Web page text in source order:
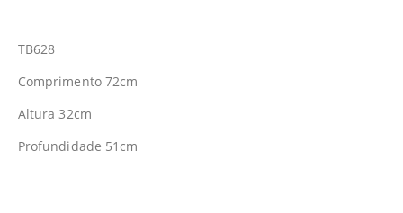
TB628
Comprimento 72cm
Altura 32cm
Profundidade 51cm